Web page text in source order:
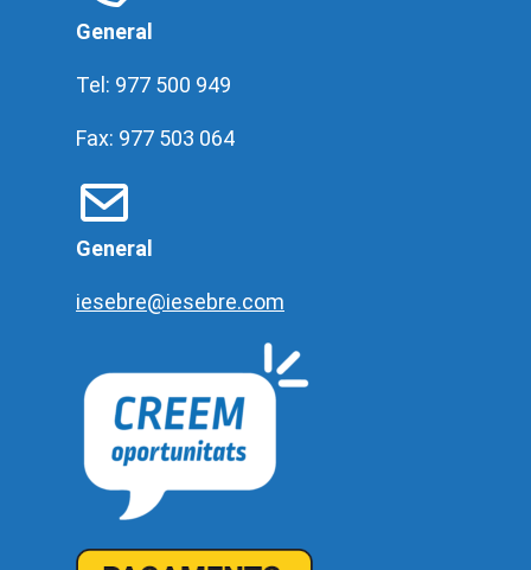
General
Tel: 977 500 949
Fax: 977 503 064
General
iesebre@iesebre.com